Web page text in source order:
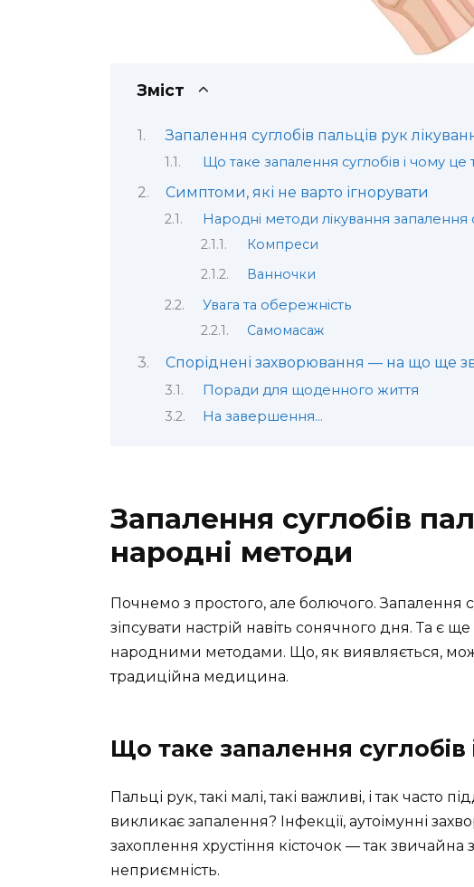
Зміст
Запалення суглобів пальців рук
Що таке запалення суглобів і чому це
Симптоми, які не варто ігнорувати
Народні методи лікування запалення
Компреси
Ванночки
Увага та обережність
Самомасаж
Споріднені захворювання — на що ще
Поради для щоденного життя
На завершення…
Запалення суглобів
народні методи
Почнемо з простого, але болючого. Запалення
зіпсувати настрій навіть сонячного дня. Та є
народними методами. Що, як виявляється,
традиційна медицина.
Що таке запалення суглобів
Пальці рук, такі малі, такі важливі, і так
викликає запалення? Інфекції, аутоімунні
захоплення хрустіння кісточок — так
неприємність.